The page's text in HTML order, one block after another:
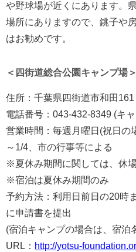
や野球場が近くにあります。
場所にありますので、銚子や
はお勧めです。
＜四街道総合公園キャンプ場＞
住所：千葉県四街道市和田161
電話番号：043-432-8349 (キ
営業時間：毎週月曜日(祝日の
～1/4、市の行事等による
※夏休み期間に関しては、休
※宿泊は夏休み期間のみ
予約方法：利用日前日の20時
に申請書を提出
(宿泊キャンプの場合は、宿泊
URL： http://yotsu-